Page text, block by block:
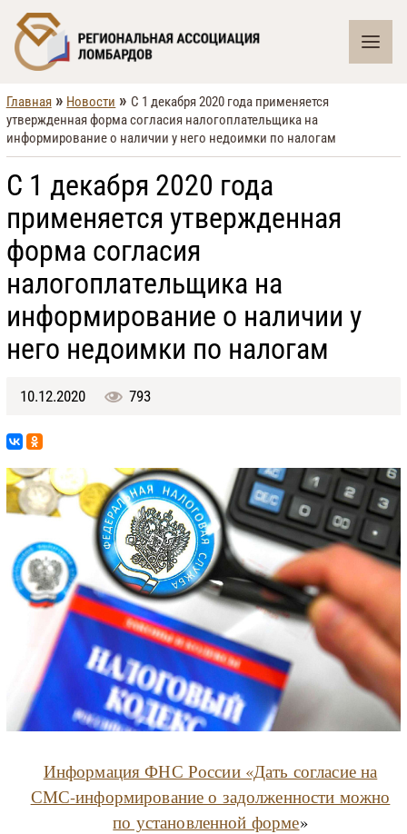
Главная » Новости » С 1 декабря 2020 года применяется
утвержденная форма согласия налогоплательщика на
информирование о наличии у него недоимки по налогам
С 1 декабря 2020 года
применяется утвержденная
форма согласия
налогоплательщика на
информирование о наличии у
него недоимки по налогам
10.12.2020 793
Информация ФНС России «Дать согласие на
СМС-информирование о задолженности можно
по установленной форме»